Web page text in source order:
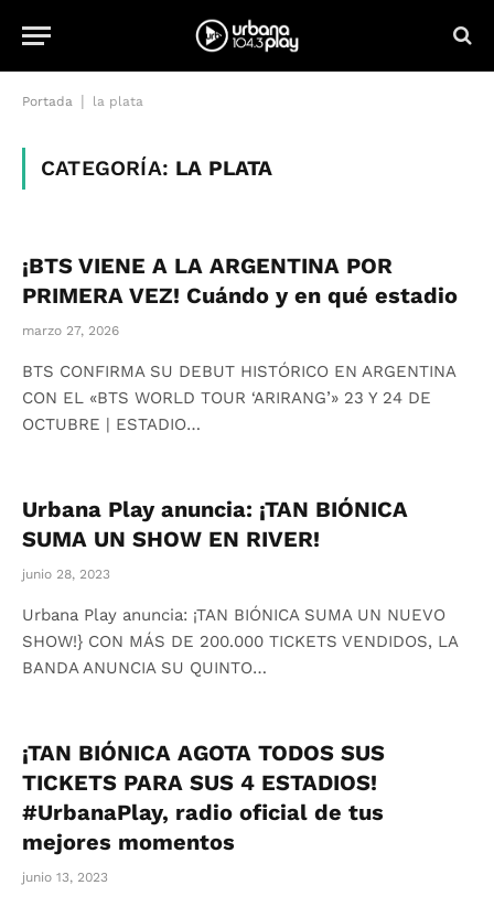
Portada la plata
CATEGORÍA: LA PLATA
¡BTS VIENE A LA ARGENTINA POR
PRIMERA VEZ! Cuándo y en qué estadio
marzo 27, 2026
BTS CONFIRMA SU DEBUT HISTÓRICO EN ARGENTINA
CON EL «BTS WORLD TOUR ‘ARIRANG’» 23 Y 24 DE
OCTUBRE | ESTADIO…
Urbana Play anuncia: ¡TAN BIÓNICA
SUMA UN SHOW EN RIVER!
junio 28, 2023
Urbana Play anuncia: ¡TAN BIÓNICA SUMA UN NUEVO
SHOW!} CON MÁS DE 200.000 TICKETS VENDIDOS, LA
BANDA ANUNCIA SU QUINTO…
¡TAN BIÓNICA AGOTA TODOS SUS
TICKETS PARA SUS 4 ESTADIOS!
#UrbanaPlay, radio oficial de tus
mejores momentos
junio 13, 2023